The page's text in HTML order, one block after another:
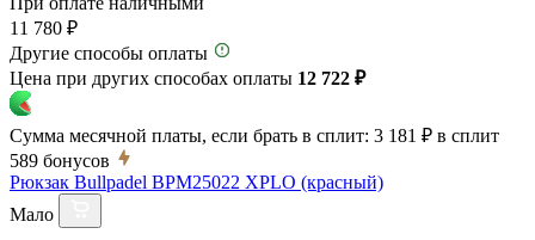
11 780 ₽
Другие способы оплаты
Цена при других способах оплаты 12 722 ₽
Сумма месячной платы, если брать в сплит: 3 181 ₽ в сплит
589 бонусов
Рюкзак Bullpadel BPM25022 XPLO (красный)
Мало